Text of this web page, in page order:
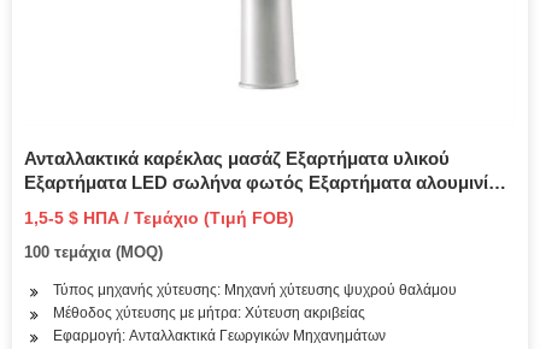
Ανταλλακτικά καρέκλας μασάζ Εξαρτήματα υλικού
Εξαρτήματα LED σωλήνα φωτός Εξαρτήματα αλουμινίου
Ανοξείδωτο / Αλουμινένιο περίβλημα κινητήρα Φωτιστικό
περίβλημα Τιμή Πίεση Ανταλλακτικά χύτευσης
ψευδαργύρου
1,5-5 $ ΗΠΑ / Τεμάχιο (Τιμή FOB)
100 τεμάχια (MOQ)
Τύπος μηχανής χύτευσης: Μηχανή χύτευσης ψυχρού θαλάμου
Μέθοδος χύτευσης με μήτρα: Χύτευση ακριβείας
Εφαρμογή: Ανταλλακτικά Γεωργικών Μηχανημάτων